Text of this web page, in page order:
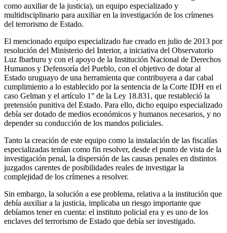
como auxiliar de la justicia), un equipo especializado y
multidisciplinario para auxiliar en la investigación de los crímenes
del terrorismo de Estado.
El mencionado equipo especializado fue creado en julio de 2013 por
resolución del Ministerio del Interior, a iniciativa del Observatorio
Luz Ibarburu y con el apoyo de la Institución Nacional de Derechos
Humanos y Defensoría del Pueblo, con el objetivo de dotar al
Estado uruguayo de una herramienta que contribuyera a dar cabal
cumplimiento a lo establecido por la sentencia de la Corte IDH en el
caso Gelman y el artículo 1° de la Ley 18.831, que restableció la
pretensión punitiva del Estado. Para ello, dicho equipo especializado
debía ser dotado de medios económicos y humanos necesarios, y no
depender su conducción de los mandos policiales.
Tanto la creación de este equipo como la instalación de las fiscalías
especializadas tenían como fin resolver, desde el punto de vista de la
investigación penal, la dispersión de las causas penales en distintos
juzgados carentes de posibilidades reales de investigar la
complejidad de los crímenes a resolver.
Sin embargo, la solución a ese problema, relativa a la institución que
debía auxiliar a la justicia, implicaba un riesgo importante que
debíamos tener en cuenta: el instituto policial era y es uno de los
enclaves del terrorismo de Estado que debía ser investigado.